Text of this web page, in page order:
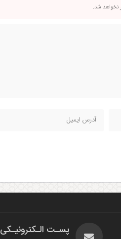
نخواهد شد.
پسـت الـکترونیـکی